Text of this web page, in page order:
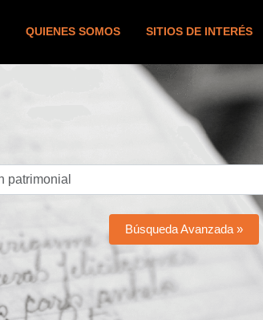
QUIENES SOMOS SITIOS DE INTERÉS
Búsqueda Avanzada »